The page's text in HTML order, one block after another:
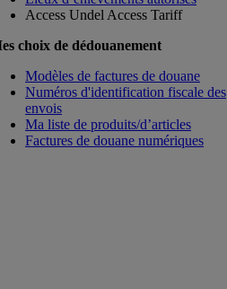
Access Undel Access Tariff
choix de dédouanement
Modèles de factures de douane
Numéros d'identification fiscale des
envois
Ma liste de produits/d’articles
Factures de douane numériques